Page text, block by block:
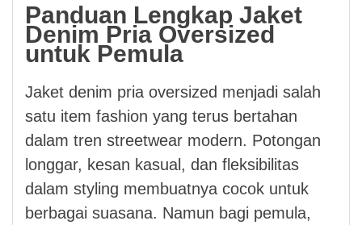
Panduan Lengkap Jaket
Denim Pria Oversized
untuk Pemula
Jaket denim pria oversized menjadi salah
satu item fashion yang terus bertahan
dalam tren streetwear modern. Potongan
longgar, kesan kasual, dan fleksibilitas
dalam styling membuatnya cocok untuk
berbagai suasana. Namun bagi pemula,